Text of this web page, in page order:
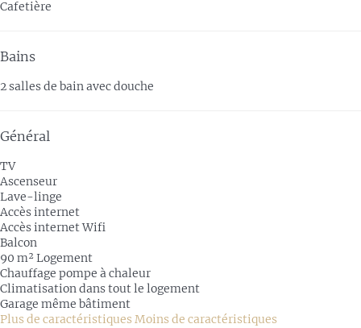
Cafetière
Bains
2 salles de bain avec douche
Général
TV
Ascenseur
Lave-linge
Accès internet
Accès internetWifi
Balcon
90 m² Logement
Chauffage pompe à chaleur
Climatisation dans tout le logement
Garage même bâtiment
Plus de caractéristiques Moins de caractéristiques